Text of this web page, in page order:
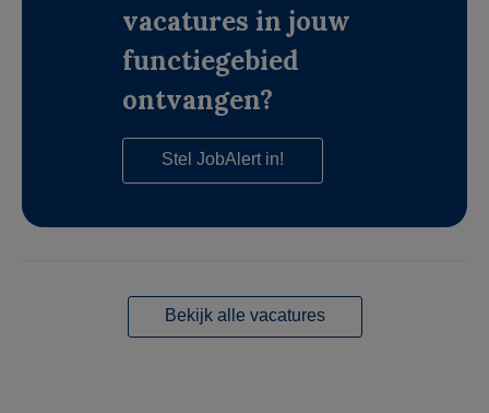
vacatures in jouw
functiegebied
ontvangen?
Stel JobAlert in!
Bekijk alle vacatures